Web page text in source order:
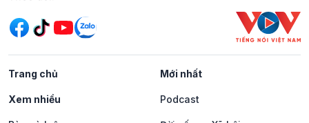
Trang chủ Mới nhất
Xem nhiều Podcast